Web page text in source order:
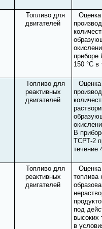
Топливо для
двигателей
Оценка
150 °С в
Топливо для
реактивных
двигателей
Оценка
В
ТСРТ-2
течение
Топливо для
реактивных
двигателей
Оценка
топлива
под
высоких
в